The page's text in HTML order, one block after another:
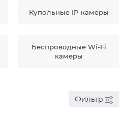
Купольные IP камеры
Беспроводные Wi-Fi
камеры
Фильтр